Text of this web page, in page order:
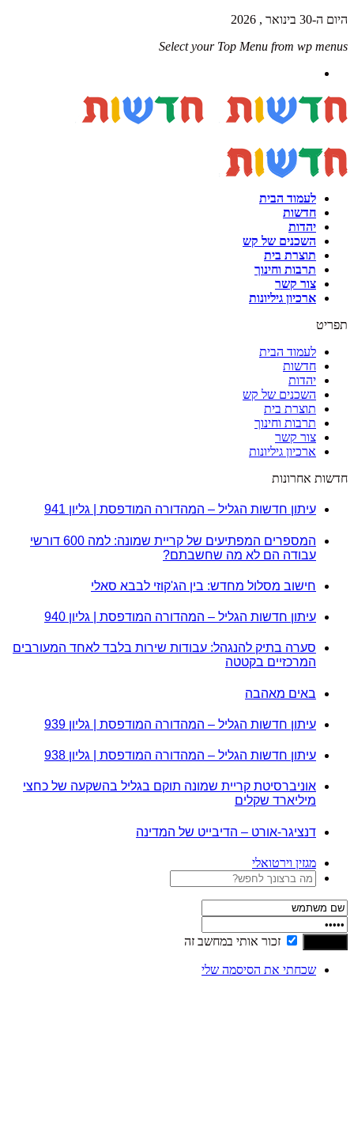
היום ה-30 בינואר , 2026
Select your Top Menu from wp menus
לעמוד הבית
חדשות
יהדות
השכנים של קש
תוצרת בית
תרבות וחינוך
צור קשר
ארכיון גיליונות
תפריט
לעמוד הבית
חדשות
יהדות
השכנים של קש
תוצרת בית
תרבות וחינוך
צור קשר
ארכיון גיליונות
חדשות אחרונות
עיתון חדשות הגליל – המהדורה המודפסת | גליון 941
המספרים המפתיעים של קריית שמונה: למה 600 דורשי
עבודה הם לא מה שחשבתם?
חישוב מסלול מחדש: בין הג'קוזי לבבא סאלי
עיתון חדשות הגליל – המהדורה המודפסת | גליון 940
סערה בתיק להנגהל: עבודות שירות בלבד לאחד המעורבים
המרכזיים בקטטה
באים מאהבה
עיתון חדשות הגליל – המהדורה המודפסת | גליון 939
עיתון חדשות הגליל – המהדורה המודפסת | גליון 938
אוניברסיטת קריית שמונה תוקם בגליל בהשקעה של כחצי
מיליארד שקלים
דנציגר-אורט – הדיבייט של המדינה
מגזין וירטואלי
זכור אותי במחשב זה
שכחתי את הסיסמה שלי